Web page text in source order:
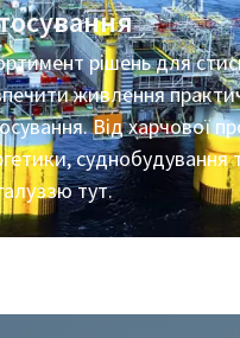
та більш
екологічного
знати
рішень для
живлення
Від харчової
тут.